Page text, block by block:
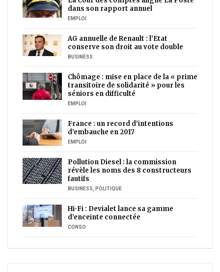
dans son rapport annuel
EMPLOI
AG annuelle de Renault : l’Etat
conserve son droit au vote double
BUSINESS
Chômage : mise en place de la « prime
transitoire de solidarité » pour les
séniors en difficulté
EMPLOI
France : un record d’intentions
d’embauche en 2017
EMPLOI
Pollution Diesel : la commission
révèle les noms des 8 constructeurs
fautifs
BUSINESS POLITIQUE
Hi-Fi : Devialet lance sa gamme
d’enceinte connectée
CONSO